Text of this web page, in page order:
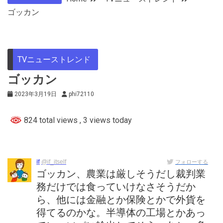
ゴッカン
TVニューストレンド
ゴッカン
2023年3月19日 phi72110
824 total views , 3 views today
if @if_itself フォローする
ゴッカン、農業は厳しそうだし裁判業
務だけでは食っていけなさそうだか
ら、他には金融とか保険とかで外貨を
得てるのかな。半導体の工場とかあっ